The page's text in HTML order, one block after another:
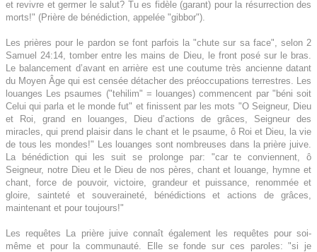
et revivre et germer le salut? Tu es fidèle (garant) pour la résurrection des
morts!" (Prière de bénédiction, appelée "gibbor").
Les prières pour le pardon se font parfois la "chute sur sa face", selon 2
Samuel 24:14, tomber entre les mains de Dieu, le front posé sur le bras.
Le balancement d’avant en arrière est une coutume très ancienne datant
du Moyen Âge qui est censée détacher des préoccupations terrestres. Les
louanges Les psaumes ("tehilim" = louanges) commencent par "béni soit
Celui qui parla et le monde fut" et finissent par les mots "O Seigneur, Dieu
et Roi, grand en louanges, Dieu d’actions de grâces, Seigneur des
miracles, qui prend plaisir dans le chant et le psaume, ô Roi et Dieu, la vie
de tous les mondes!" Les louanges sont nombreuses dans la prière juive.
La bénédiction qui les suit se prolonge par: "car te conviennent, ô
Seigneur, notre Dieu et le Dieu de nos pères, chant et louange, hymne et
chant, force de pouvoir, victoire, grandeur et puissance, renommée et
gloire, sainteté et souveraineté, bénédictions et actions de grâces,
maintenant et pour toujours!"
Les requêtes La prière juive connaît également les requêtes pour soi-
même et pour la communauté.
Elle se fonde sur ces paroles: "si je